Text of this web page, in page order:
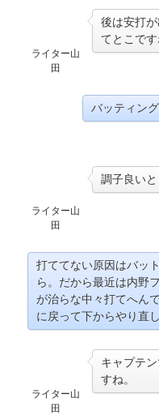
ライター山
田
後は安打
てとこです
バッティン
ライター山
田
調子良い
打ててない原因はバッ
ら。だから最近は内野
が治らな中々打てへん
に戻って下からやり直
ライター山
田
キャプテ
すね。